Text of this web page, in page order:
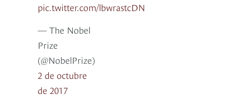
pic.twitter.com/lbwrastcDN
— The Nobel
Prize
(@NobelPrize)
2 de octubre
de 2017